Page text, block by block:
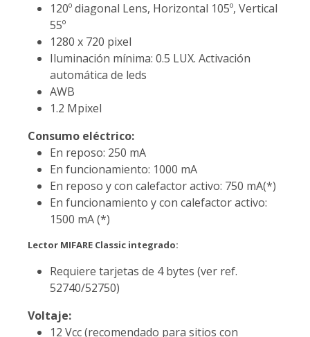
120º diagonal Lens, Horizontal 105º, Vertical
55º
1280 x 720 pixel
Iluminación mínima: 0.5 LUX. Activación
automática de leds
AWB
1.2 Mpixel
Consumo eléctrico:
En reposo: 250 mA
En funcionamiento: 1000 mA
En reposo y con calefactor activo: 750 mA(*)
En funcionamiento y con calefactor activo:
1500 mA (*)
Lector MIFARE Classic integrado:
Requiere tarjetas de 4 bytes (ver ref.
52740/52750)
Voltaje:
12 Vcc (recomendado para sitios con